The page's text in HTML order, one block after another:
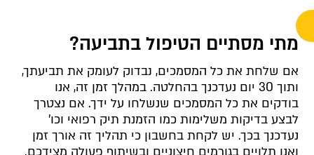
מתי מסתיים הטיפול בתביעה?
אם שלחת את כל המסמכים, נבדוק לעומק את תביעתך,
ותוך 30 יום נעדכנך בהחלטה. במהלך זמן זה, אנו
בודקים את כל המסמכים שנשלחו על ידך. אם נצטרך
לבצע בדיקות משלימות כמו הזמנת תיק רפואי וכו'
נעדכנך בכך. יש לקחת בחשבון כי תהליך זה אורך זמן